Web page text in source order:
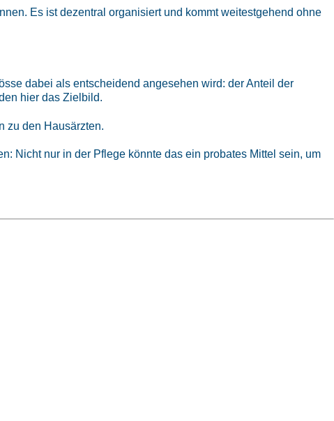
Es ist dezentral organisiert und kommt weitestgehend ohne
dabei als entscheidend angesehen wird: der Anteil der
hier das Zielbild.
zu den Hausärzten.
Nicht nur in der Pflege könnte das ein probates Mittel sein, um